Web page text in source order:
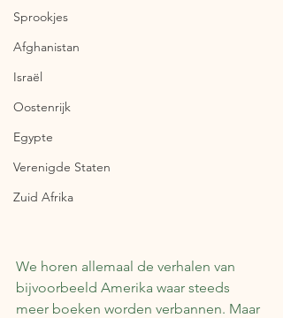
Sprookjes
Afghanistan
Israël
Oostenrijk
Egypte
Verenigde Staten
Zuid Afrika
We horen allemaal de verhalen van
bijvoorbeeld Amerika waar steeds
meer boeken worden verbannen. Maar